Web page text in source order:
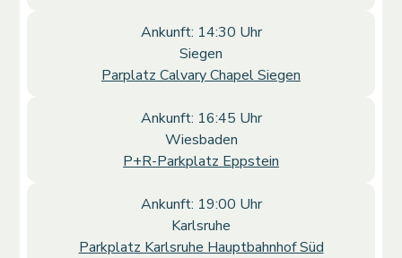
Ankunft: 14:30 Uhr
Siegen
Parplatz Calvary Chapel Siegen
Ankunft: 16:45 Uhr
Wiesbaden
P+R-Parkplatz Eppstein
Ankunft: 19:00 Uhr
Karlsruhe
Parkplatz Karlsruhe Hauptbahnhof Süd